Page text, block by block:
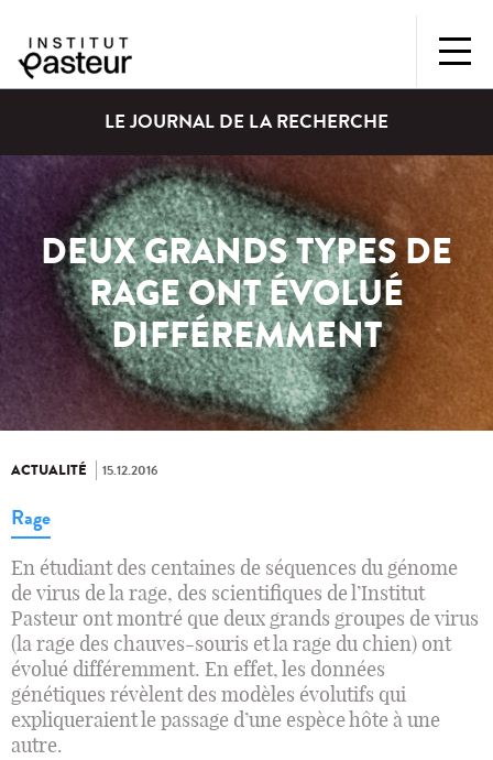
LE JOURNAL DE LA RECHERCHE
DEUX GRANDS TYPES DE
RAGE ONT ÉVOLUÉ
DIFFÉREMMENT
ACTUALITÉ 15.12.2016
Rage
En étudiant des centaines de séquences du génome
de virus de la rage, des scientifiques de l’Institut
Pasteur ont montré que deux grands groupes de virus
(la rage des chauves-souris et la rage du chien) ont
évolué différemment. En effet, les données
génétiques révèlent des modèles évolutifs qui
expliqueraient le passage d’une espèce hôte à une
autre.